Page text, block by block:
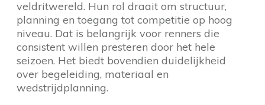
veldritwereld. Hun rol draait om structuur,
planning en toegang tot competitie op hoog
niveau. Dat is belangrijk voor renners die
consistent willen presteren door het hele
seizoen. Het biedt bovendien duidelijkheid
over begeleiding, materiaal en
wedstrijdplanning.